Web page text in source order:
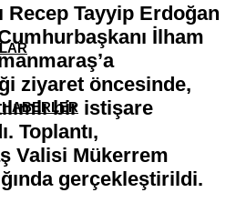
Recep Tayyip Erdoğan
İlham
ziyaret öncesinde,
bir istişare
Toplantı,
Valisi Mükerrem
gerçekleştirildi.